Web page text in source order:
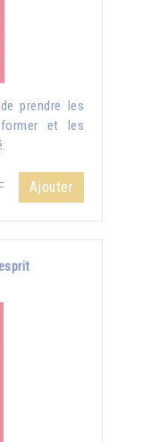
prendre les
et les
Ajouter